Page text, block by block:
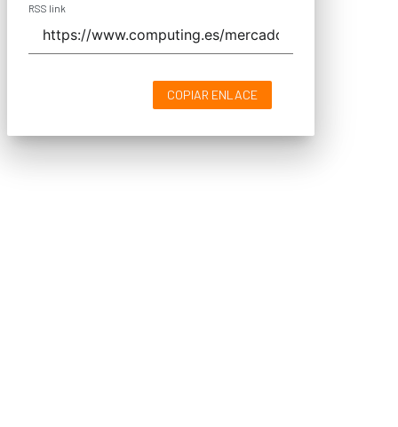
RSS link
COPIAR ENLACE